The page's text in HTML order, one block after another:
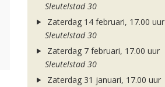
Sleutelstad 30
Zaterdag 14 februari, 17.00 uur
Sleutelstad 30
Zaterdag 7 februari, 17.00 uur
Sleutelstad 30
Zaterdag 31 januari, 17.00 uur